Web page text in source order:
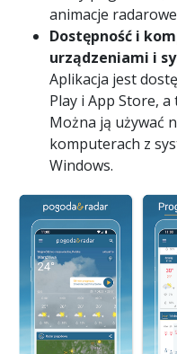
animacje
Dostępność i
urządzeniami i
Aplikacja jest
Play i App Store,
Można ją używać
komputerach z
Windows.